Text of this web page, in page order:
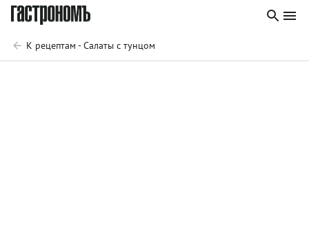
К рецептам - Салаты с тунцом